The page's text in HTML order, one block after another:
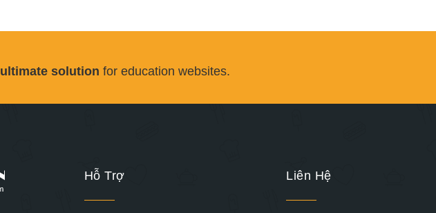
ultimate solution for education websites.
Hỗ Trợ Liên Hệ